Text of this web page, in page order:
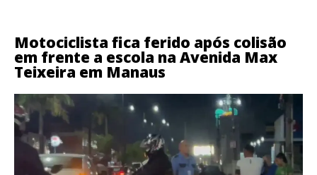
Motociclista fica ferido após colisão
em frente a escola na Avenida Max
Teixeira em Manaus